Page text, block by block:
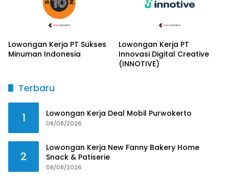
Lowongan Kerja PT Sukses
Minuman Indonesia
Lowongan Kerja PT
Innovasi Digital Creative
(INNOTIVE)
Terbaru
1 Lowongan Kerja Deal Mobil Purwokerto
08/08/2026
2
Lowongan Kerja New Fanny Bakery Home
Snack & Patiserie
08/08/2026